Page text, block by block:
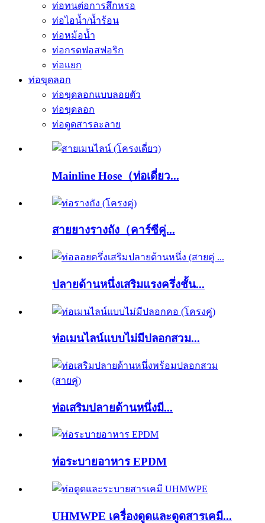
ท่อทนต่อการสึกหรอ
ท่อไอน้ำ/น้ำร้อน
ท่อหม้อน้ำ
ท่อกรดฟอสฟอริก
ท่อแยก
ท่อขุดลอก
ท่อขุดลอกแบบลอยตัว
ท่อขุดลอก
ท่อดูดสารละลาย
Mainline Hose（ท่อเดี่ยว...
สายยางรางถัง（คาร์ซีคู่...
ปลายด้านหนึ่งเสริมแรงครึ่งชั้น...
ท่อเมนไลน์แบบไม่มีปลอกสวม...
ท่อเสริมปลายด้านหนึ่งมี...
ท่อระบายอาหาร EPDM
UHMWPE เครื่องดูดและดูดสารเคมี...